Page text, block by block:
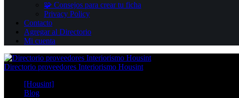
🧩 Consejos para crear tu ficha
Privacy Policy
Contacto
Agregar al Directorio
Mi cuenta
Directorio proveedores Interiorismo Housint
[Housint]
Blog